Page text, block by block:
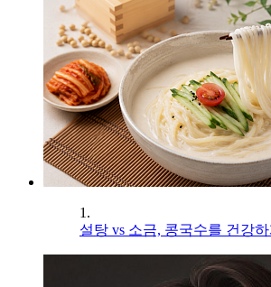
1.
설탕 vs 소금, 콩국수를 건강